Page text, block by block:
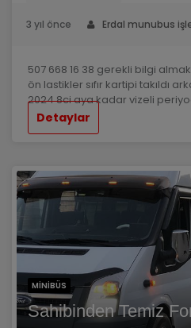
3 yıl önce Erdal munubus
507 668 16 38 gerekli bilgi
ön lastikler sıfır kartipi takıldı
2024 8ci aya kadar vizeli
yeni yapıldı
Detaylar
MINIBÜS
Sahibinden Temiz